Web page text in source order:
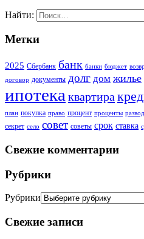
Найти:
Метки
2025 Сбербанк банк банки бюджет
договор документы долг дом жилье
ипотека квартира
план покупка право процент проценты развод
секрет село совет советы срок ставка
Свежие комментарии
Рубрики
Рубрики
Свежие записи